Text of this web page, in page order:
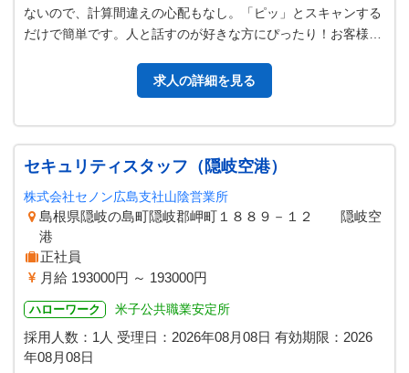
ないので、計算間違えの心配もなし。「ピッ」とスキャンする
だけで簡単です。人と話すのが好きな方にぴったり！お客様を
求人の詳細を見る
セキュリティスタッフ（隠岐空港）
株式会社セノン広島支社山陰営業所
島根県隠岐の島町隠岐郡岬町１８８９－１２ 隠岐空
港
正社員
月給 193000円 ～ 193000円
ハローワーク 米子公共職業安定所
採用人数：1人 受理日： 2026年08月08日 有効期限： 2026
年08月08日